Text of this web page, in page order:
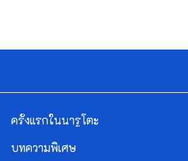
ครั้งแรกในนารูโตะ
บทความพิเศษ